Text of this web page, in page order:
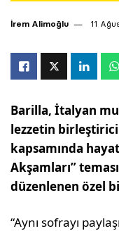
İrem Alimoğlu 11
Barilla, İtalyan
lezzetin
kapsamında
Akşamları”
düzenlenen özel
“Aynı sofrayı